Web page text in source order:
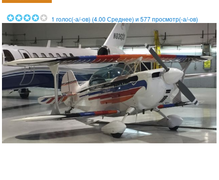
1 голос(-а/-ов) (4.00 Среднее) и577просмотр(-а/-ов)